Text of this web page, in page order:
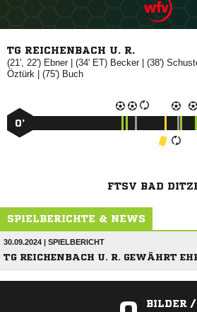
TG REICHENBACH U. R.
(21', 22') | (34' ET) | (38')
 | (75') 
0’
FTSV BAD
SPIELBERICHTE & NEWS
30.09.2024 | SPIELBERICHT
TG REICHENBACH U. R. GEWÄHRT
BILDER /